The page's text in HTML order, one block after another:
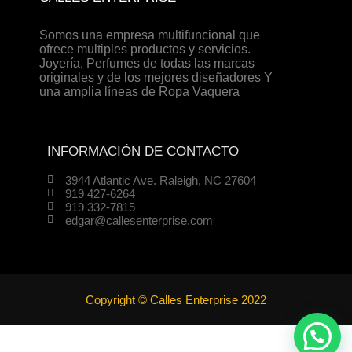
Somos una empresa multifuncional que
ofrece multiples productos y servicios.
Joyería, Perfumes de todas las marcas
originales y de los mejores diseñadores Y
una amplia líneas de Ropa Vaquera
INFORMACIÓN DE CONTACTO
3944 Atlantic Ave. Raleigh, NC 27604
919 427-6264
919 332-7815
edgar@callesenterprise.com
Copyright © Calles Enterprise 2022